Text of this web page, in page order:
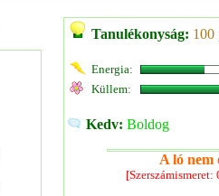
Tanulékonyság: 100
Energia:
Küllem:
Kedv: Boldog
A ló nem